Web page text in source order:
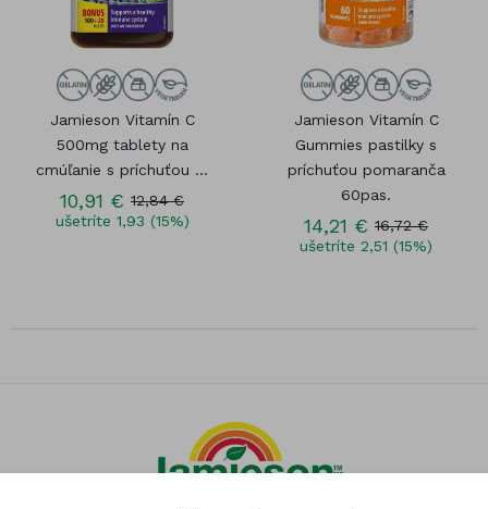
Jamieson Vitamín C
500mg tablety na
cmúľanie s príchuťou ...
10,91 € 12,84 €
ušetríte 1,93 (15%)
Jamieson Vitamín C
Gummies pastilky s
príchuťou pomaranča
60pas.
14,21 € 16,72 €
ušetríte 2,51 (15%)